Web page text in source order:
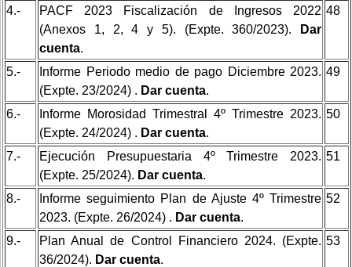
4.-
PACF 2023 Fiscalización de Ingresos 2022
(Anexos 1, 2, 4 y 5). (Expte. 360/2023).
Dar
cuenta.
48
5.-
Informe Periodo medio de pago Diciembre 2023.
(Expte. 23/2024) . Dar cuenta.
49
6.-
Informe Morosidad Trimestral 4º Trimestre 2023.
(Expte. 24/2024) . Dar cuenta.
50
7.-
Ejecución Presupuestaria 4º Trimestre 2023.
(Expte. 25/2024). Dar cuenta.
51
8.-
Informe seguimiento Plan de Ajuste 4º Trimestre
2023. (Expte. 26/2024) . Dar cuenta.
52
9.-
Plan Anual de Control Financiero 2024. (Expte.
36/2024). Dar cuenta.
53